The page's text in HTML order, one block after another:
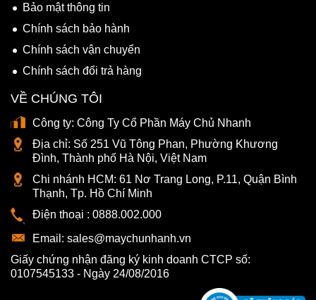
Bảo mật thông tin
Chính sách bảo hành
Chính sách vận chuyển
Chính sách đổi trả hàng
VỀ CHÚNG TÔI
Công ty: Công Ty Cổ Phần Máy Chủ Nhanh
Địa chỉ: Số 251 Vũ Tông Phan, Phường Khương
Đình, Thành phố Hà Nội, Việt Nam
Chi nhánh HCM: 61 Nơ Trang Long, P.11, Quận Bình
Thạnh, Tp. Hồ Chí Minh
Điện thoại : 0888.002.000
Email: sales@maychunhanh.vn
Giấy chứng nhận đăng ký kinh doanh CTCP số:
0107545133 - Ngày 24/08/2016